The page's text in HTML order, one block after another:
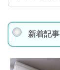
新着記事